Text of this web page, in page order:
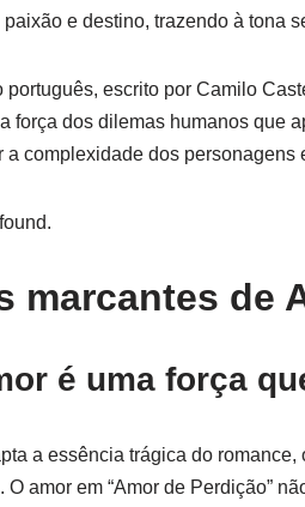
e destino, trazendo à tona
português, escrito por Camilo
força dos dilemas humanos que
a complexidade dos personagens
marcantes de
é uma força
a essência trágica do
O amor em “Amor de Perdição”